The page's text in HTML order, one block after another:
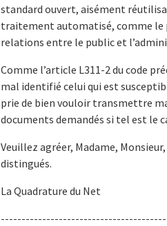
standard ouvert, aisément
traitement automatisé, comme le
relations entre le public et
Comme l’article L311-2 du code
mal identifié celui qui est
prie de bien vouloir transmettre
documents demandés si tel est le
Veuillez agréer, Madame,
distingués.
La Quadrature du Net